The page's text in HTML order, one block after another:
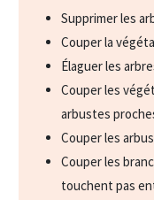
Supprimer les
Couper la
Élaguer les
Couper les
arbustes
Couper les
Couper les
touchent pas